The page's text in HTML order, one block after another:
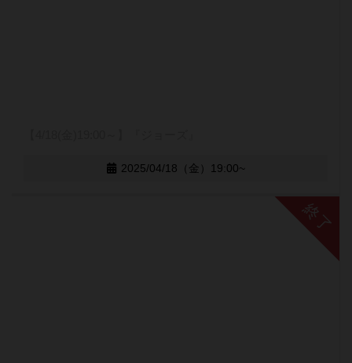
2025/04/18（金）19:00~
終了